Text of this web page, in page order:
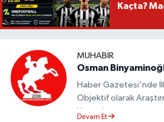
Kaçta?
MUHABIR
Osman
Haber Gazetesi'nde
Objektif olarak
Yapmaktayım.
Devam Et